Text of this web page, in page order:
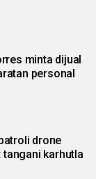
minta dijual
personal
drone
tangani karhutla